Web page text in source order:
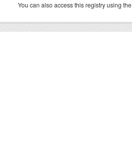
You can also access this registry using the